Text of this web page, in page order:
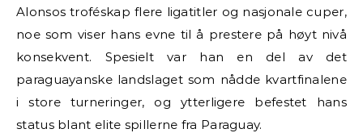
Alonsos troféskap flere ligatitler og nasjonale cuper,
noe som viser hans evne til å prestere på høyt nivå
konsekvent. Spesielt var han en del av det
paraguayanske landslaget som nådde kvartfinalene
i store turneringer, og ytterligere befestet hans
status blant elite spillerne fra Paraguay.